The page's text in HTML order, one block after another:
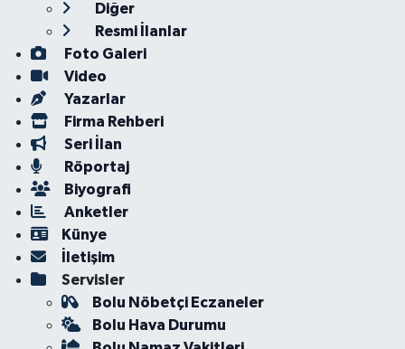
Diğer
Resmi İlanlar
Foto Galeri
Video
Yazarlar
Firma Rehberi
Seri İlan
Röportaj
Biyografi
Anketler
Künye
İletişim
Servisler
Bolu Nöbetçi Eczaneler
Bolu Hava Durumu